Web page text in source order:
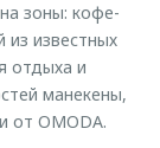
зоны: кофе-
известных
отдыха и
манекены,
от OMODA.